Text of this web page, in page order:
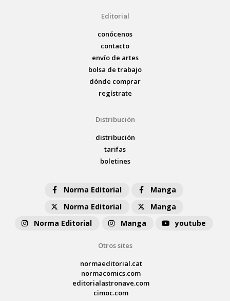
Editorial
conócenos
contacto
envío de artes
bolsa de trabajo
dónde comprar
regístrate
Distribución
distribución
tarifas
boletines
Norma Editorial
Manga
Norma Editorial
Manga
Norma Editorial
Manga youtube
Otros sites
normaeditorial.cat
normacomics.com
editorialastronave.com
cimoc.com